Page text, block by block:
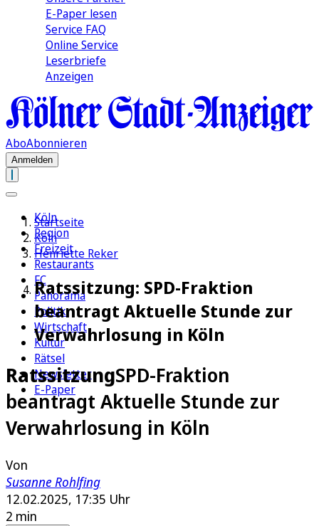
E-Paper lesen
Service FAQ
Online Service
Leserbriefe
Anzeigen
AboAbonnieren
Anmelden
Köln
Region
Freizeit
Restaurants
FC
Panorama
Politik
Wirtschaft
Kultur
Rätsel
Newsletter
E-Paper
Startseite
Köln
Henriette Reker
Ratssitzung: SPD-Fraktion
beantragt Aktuelle Stunde zur
Verwahrlosung in Köln
RatssitzungSPD-Fraktion
beantragt Aktuelle Stunde zur
Verwahrlosung in Köln
Von
Susanne Rohlfing
12.02.2025, 17:35 Uhr
2 min